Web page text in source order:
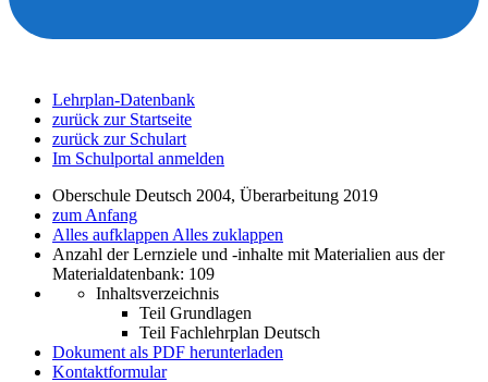
Lehrplan-Datenbank
zurück zur Startseite
zurück zur Schulart
Im Schulportal anmelden
Oberschule Deutsch 2004, Überarbeitung 2019
zum Anfang
Alles aufklappen Alles zuklappen
Anzahl der Lernziele und -inhalte mit Materialien aus der
Materialdatenbank: 109
Inhaltsverzeichnis
Teil Grundlagen
Teil Fachlehrplan Deutsch
Dokument als PDF herunterladen
Kontaktformular